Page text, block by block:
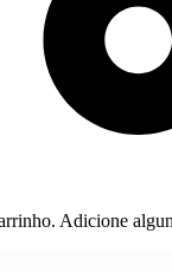
Adicione